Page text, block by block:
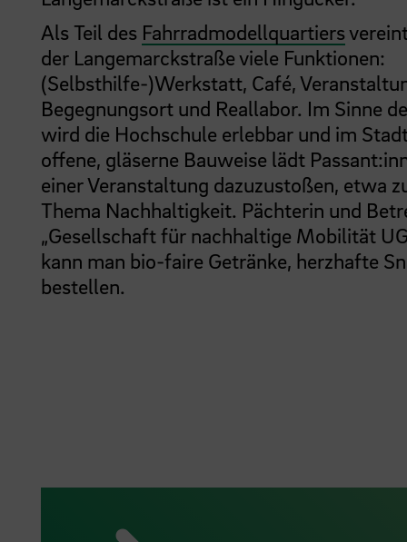
Als Teil des Fahrradmodellquartiers
der Langemarckstraße viele Funktionen:
(Selbsthilfe-)Werkstatt, Café,
Begegnungsort und Reallabor. Im Sinne
wird die Hochschule erlebbar und im
offene, gläserne Bauweise lädt
einer Veranstaltung dazuzustoßen, etwa
Thema Nachhaltigkeit. Pächterin und
„Gesellschaft für nachhaltige Mobilität
kann man bio-faire Getränke, herzhafte
bestellen.